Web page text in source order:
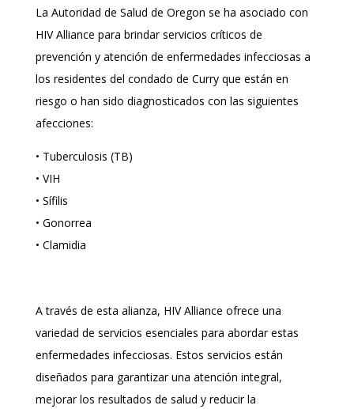
La Autoridad de Salud de Oregon se ha asociado con
HIV Alliance para brindar servicios críticos de
prevención y atención de enfermedades infecciosas a
los residentes del condado de Curry que están en
riesgo o han sido diagnosticados con las siguientes
afecciones:
• Tuberculosis (TB)
• VIH
• Sífilis
• Gonorrea
• Clamidia
A través de esta alianza, HIV Alliance ofrece una
variedad de servicios esenciales para abordar estas
enfermedades infecciosas. Estos servicios están
diseñados para garantizar una atención integral,
mejorar los resultados de salud y reducir la